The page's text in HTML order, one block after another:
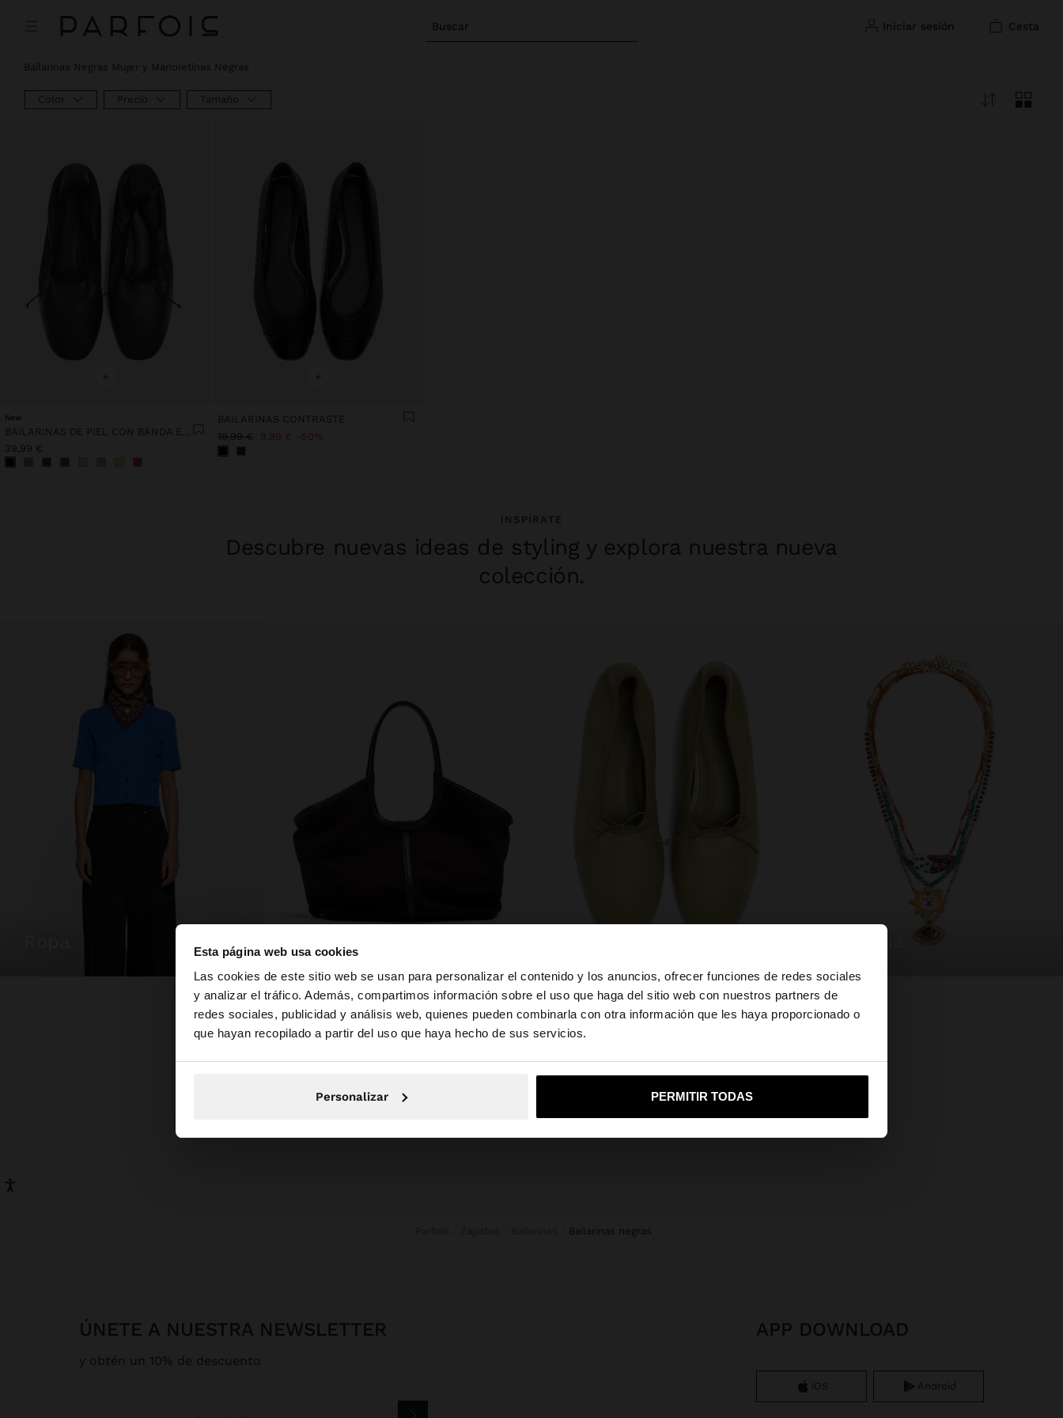
Esta página web usa cookies
Las cookies de este sitio web se usan para personalizar el contenido y los anuncios, ofrecer funciones de redes sociales
y analizar el tráfico. Además, compartimos información sobre el uso que haga del sitio web con nuestros partners de
redes sociales, publicidad y análisis web, quienes pueden combinarla con otra información que les haya proporcionado o
que hayan recopilado a partir del uso que haya hecho de sus servicios.
Personalizar PERMITIR TODAS
Buscar iniciar sesión cesta
hola ×
Estás accediendo a la web de España. ¿Quieres ir a la web de United States?
No, continuar en la web de España Sí, llévame a United States
Bailarinas Negras Mujer y Manoletinas Negras
Color Precio Tamaño
+
New
BAILARINAS DE PIEL CON BANDA ELÁSTICA
39,99 €
+
BAILARINAS CONTRASTE
19,99 € 9,99 € 50%
INSPÍRATE
Descubre nuevas ideas de styling y explora nuestra nueva
colección.
bolsos
PUEDE INTERESARTE
Bisutería
Personalizables Accesorios
bailarinas negras
ÚNETE A NUESTRA NEWSLETTER
y obtén un 10% de descuento
APP DOWNLOAD
iOS Android